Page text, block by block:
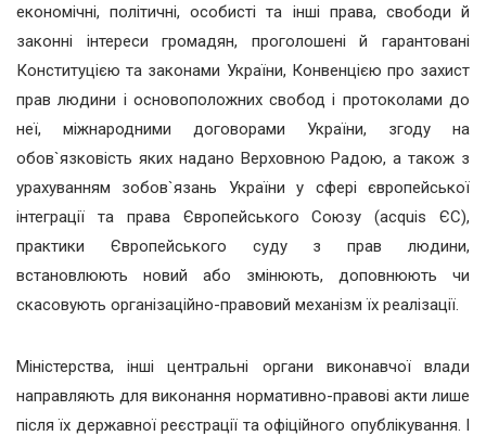
економічні, політичні, особисті та інші права, свободи й
законні інтереси громадян, проголошені й гарантовані
Конституцією та законами України, Конвенцією про захист
прав людини і основоположних свобод і протоколами до
неї, міжнародними договорами України, згоду на
обов`язковість яких надано Верховною Радою, а також з
урахуванням зобов`язань України у сфері європейської
інтеграції та права Європейського Союзу (acquis ЄС),
практики Європейського суду з прав людини,
встановлюють новий або змінюють, доповнюють чи
скасовують організаційно-правовий механізм їх реалізації.
Міністерства, інші центральні органи виконавчої влади
направляють для виконання нормативно-правові акти лише
після їх державної реєстрації та офіційного опублікування. І